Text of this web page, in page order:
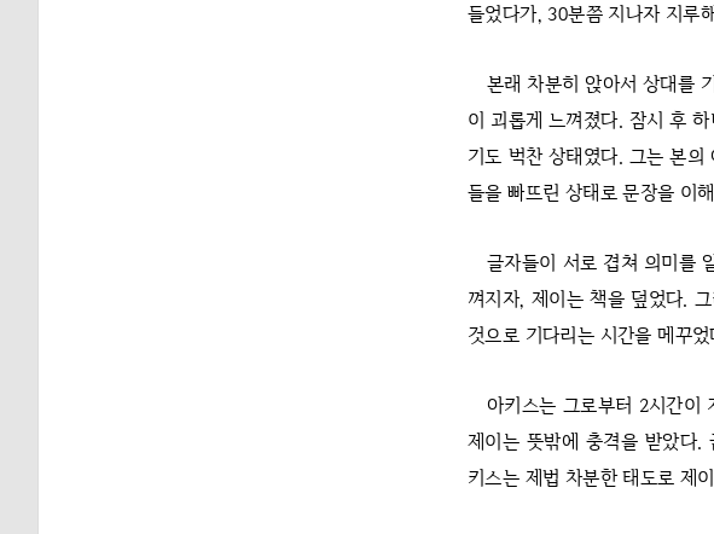
들었다가, 30분쯤 지나자 지루
본래 차분히 앉아서 상대를
이 괴롭게 느껴졌다. 잠시 후
기도 벅찬 상태였다. 그는 본
들을 빠뜨린 상태로 문장을 이
글자들이 서로 겹쳐 의미를
껴지자, 제이는 책을 덮었다.
것으로 기다리는 시간을 메꾸었
아키스는 그로부터 2시간이
제이는 뜻밖에 충격을 받았다.
키스는 제법 차분한 태도로 제